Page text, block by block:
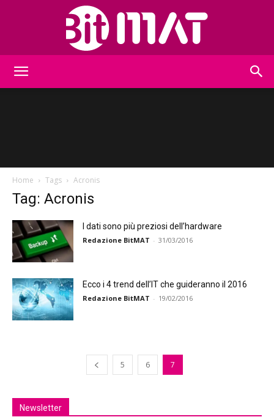
Home Tags Acronis
Tag: Acronis
I dati sono più preziosi dell’hardware
Redazione BitMAT - 31/03/2016
Ecco i 4 trend dell’IT che guideranno il 2016
Redazione BitMAT - 19/02/2016
5 6 7
Newsletter